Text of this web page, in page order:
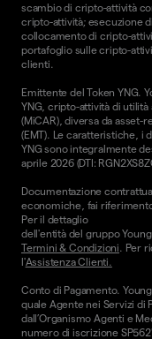
scambio di cripto-attività
cripto-attività; esecuzione
collocamento di cripto-
portafoglio sulle cripto-
clienti.
Emittente del Token YNG.
YNG, cripto-attività di utilità
(MiCAR), diversa da asset-
(EMT). Le caratteristiche, i
YNG sono integralmente
aprile 2026 (DTI:
Documentazione
economiche, fai
Per il dettaglio
dell'entità del gruppo
Termini & Condizioni. Per
l'Assistenza Clienti.
Conto di Pagamento.
quale Agente nei Servizi di
dall’Organismo Agenti e
numero di iscrizione